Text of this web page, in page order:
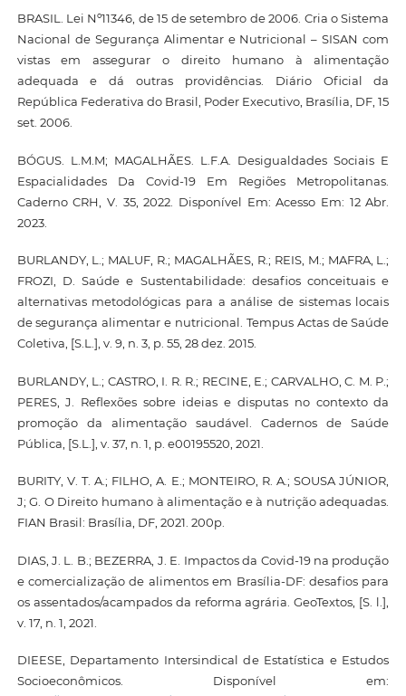
BRASIL. Lei Nº11346, de 15 de setembro de 2006. Cria o Sistema
Nacional de Segurança Alimentar e Nutricional – SISAN com
vistas em assegurar o direito humano à alimentação
adequada e dá outras providências. Diário Oficial da
República Federativa do Brasil, Poder Executivo, Brasília, DF, 15
set. 2006.
BÓGUS. L.M.M; MAGALHÃES. L.F.A. Desigualdades Sociais E
Espacialidades Da Covid-19 Em Regiões Metropolitanas.
Caderno CRH, V. 35, 2022. Disponível Em: Acesso Em: 12 Abr.
2023.
BURLANDY, L.; MALUF, R.; MAGALHÃES, R.; REIS, M.; MAFRA, L.;
FROZI, D. Saúde e Sustentabilidade: desafios conceituais e
alternativas metodológicas para a análise de sistemas locais
de segurança alimentar e nutricional. Tempus Actas de Saúde
Coletiva, [S.L.], v. 9, n. 3, p. 55, 28 dez. 2015.
BURLANDY, L.; CASTRO, I. R. R.; RECINE, E.; CARVALHO, C. M. P.;
PERES, J. Reflexões sobre ideias e disputas no contexto da
promoção da alimentação saudável. Cadernos de Saúde
Pública, [S.L.], v. 37, n. 1, p. e00195520, 2021.
BURITY, V. T. A.; FILHO, A. E.; MONTEIRO, R. A.; SOUSA JÚNIOR,
J; G. O Direito humano à alimentação e à nutrição adequadas.
FIAN Brasil: Brasília, DF, 2021. 200p.
DIAS, J. L. B.; BEZERRA, J. E. Impactos da Covid-19 na produção
e comercialização de alimentos em Brasília-DF: desafios para
os assentados/acampados da reforma agrária. GeoTextos, [S. l.],
v. 17, n. 1, 2021.
DIEESE, Departamento Intersindical de Estatística e Estudos
Socioeconômicos. Disponível em: